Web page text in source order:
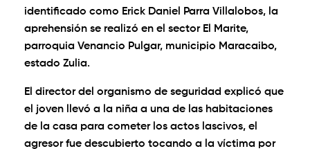
identificado como Erick Daniel Parra Villalobos, la
aprehensión se realizó en el sector El Marite,
parroquia Venancio Pulgar, municipio Maracaibo,
estado Zulia.
El director del organismo de seguridad explicó que
el joven llevó a la niña a una de las habitaciones
de la casa para cometer los actos lascivos, el
agresor fue descubierto tocando a la víctima por